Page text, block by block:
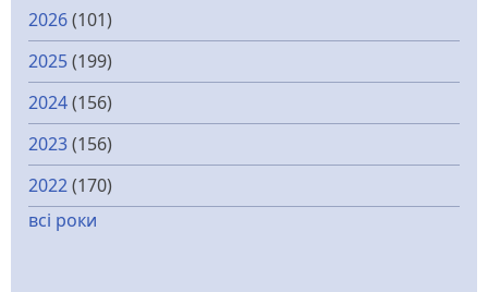
2026(101)
2025(199)
2024(156)
2023(156)
2022(170)
всі роки